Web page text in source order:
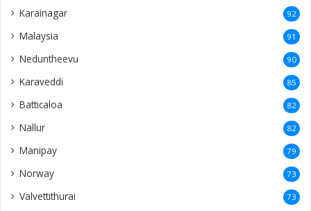
Karainagar 92
Malaysia 91
Neduntheevu 90
Karaveddi 85
Batticaloa 82
Nallur 82
Manipay 79
Norway 73
Valvettithurai 73